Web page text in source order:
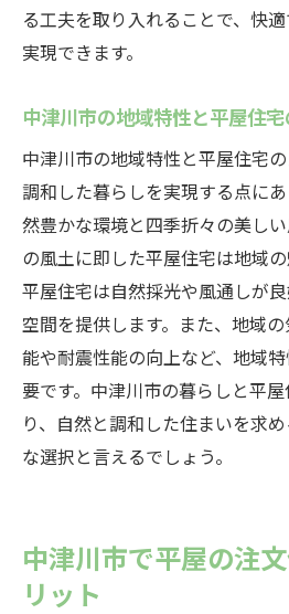
中津川市の文化と調和
長く住み続けるための工
密
最新の建築技術と材料
住み心地を追求した設
自然光を最大限に活か
家族の健康を守る住環
中津川市の風土を考慮
長期的な視点での家づ
る工夫を取り入れることで、快
実現できます。
中津川市の地域特性と平屋住
中津川市の地域特性と平屋住宅
調和した暮らしを実現する点に
然豊かな環境と四季折々の美し
の風土に即した平屋住宅は地域の
平屋住宅は自然採光や風通しが
空間を提供します。また、地域
能や耐震性能の向上など、地域
要です。中津川市の暮らしと平
り、自然と調和した住まいを求
な選択と言えるでしょう。
中津川市で平屋の注
リット